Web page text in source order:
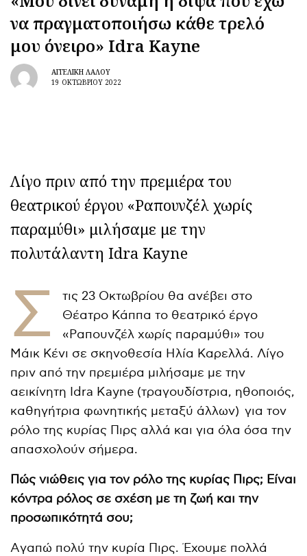
να πραγματοποιήσω κάθε τρελό
μου όνειρο» Idra Kayne
ΑΓΓΕΛΙΚΉ ΛΆΛΟΥ
19 ΟΚΤΩΒΡΊΟΥ 2022
Λίγο πριν από την πρεμιέρα του
θεατρικού έργου «Ραπουνζέλ χωρίς
παραμύθι» μιλήσαμε με την
πολυτάλαντη Idra Kayne
Σ
τις 23 Οκτωβρίου θα ανέβει στο
Θέατρο Κάππα το θεατρικό έργο
«Ραπουνζέλ χωρίς παραμύθι» του
Μάικ Κένι σε σκηνοθεσία Ηλία Καρελλά. Λίγο
πριν από την πρεμιέρα μιλήσαμε με την
αεικίνητη Idra Kayne (τραγουδίστρια, ηθοποιός,
καθηγήτρια φωνητικής μεταξύ άλλων) για τον
ρόλο της κυρίας Πιρς αλλά και για όλα όσα την
απασχολούν σήμερα.
Πώς νιώθεις για τον ρόλο της κυρίας Πιρς; Είναι
κόντρα ρόλος σε σχέση με τη ζωή και την
προσωπικότητά σου;
Aγαπώ πολύ την κυρία Πιρς. Έχουμε πολλά